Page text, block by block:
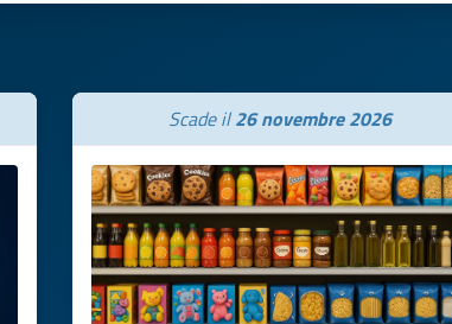
Scade il26 novembre 2026